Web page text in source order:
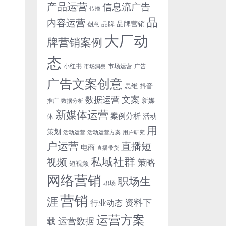
产品运营 传播 信息流广告
内容运营 创意 品牌 品牌营销 品
牌营销案例 大厂动
态 小红书 市场洞察 市场运营 广告
广告文案创意 思维 抖音
推广 数据分析 数据运营文案 新媒
体 新媒体运营 案例分析 活动
策划 活动运营 活动运营方案 用户研究 用
户运营 电商 直播带货 直播短
视频 短视频 私域社群 策略
网络营销 职场 职场生
涯营销 行业动态 资料下
载 运营数据运营方案